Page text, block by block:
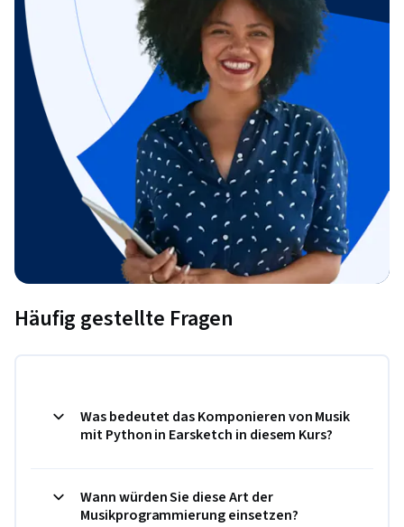
Häufig gestellte Fragen
Was bedeutet das Komponieren von Musik
mit Python in Earsketch in diesem Kurs?
Wann würden Sie diese Art der
Musikprogrammierung einsetzen?